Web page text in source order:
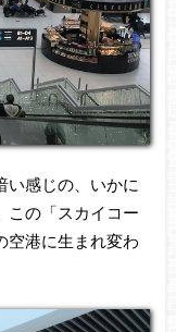
い感じの、いかに
この「スカイコー
空港に生まれ変わ